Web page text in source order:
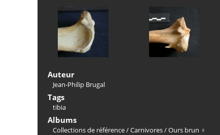
Auteur
Jean-Philip Brugal
Tags
tibia
Albums
Collections de référence/Carnivores/Ours brun ♀